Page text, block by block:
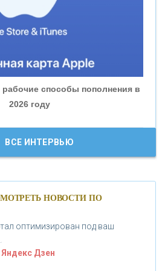
БАНК»
рабочие способы пополнения в
2026 году
логотип впервые за 19 лет -
ВСЕ ИНТЕРВЬЮ
НОВОСТИ ПО
оптимизирован под ваш
Дзен